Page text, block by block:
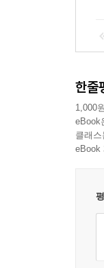
한줄
1,000
eBook
클래
eBook